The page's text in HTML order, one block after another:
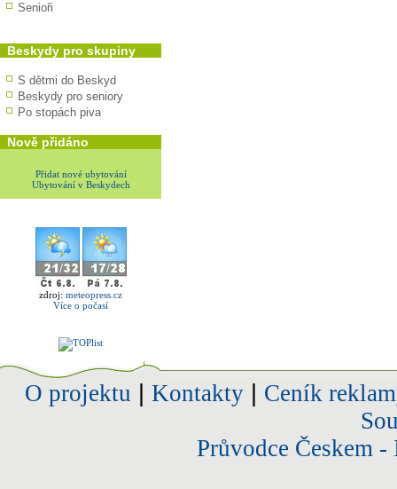
Senioři
Beskydy pro skupiny
S dětmi do Beskyd
Beskydy pro seniory
Po stopách piva
Nově přidáno
Přidat nové ubytování
Ubytování v Beskydech
zdroj: meteopress.cz
Více o počasí
O projektu Kontakty| Ceník
Průvodce Českem